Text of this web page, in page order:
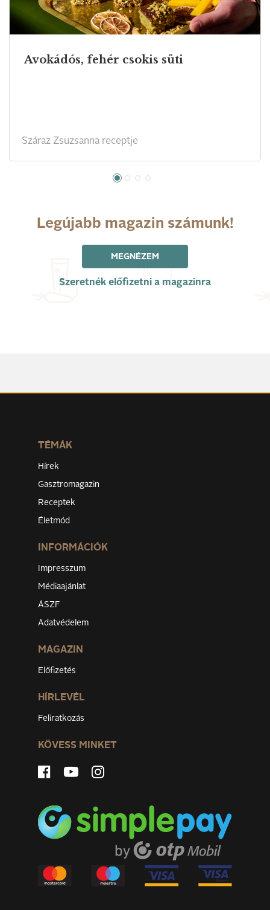
Avokádós, fehér csokis süti
Száraz Zsuzsanna receptje
Legújabb magazin számunk!
MEGNÉZEM
Szeretnék előfizetni a magazinra
TÉMÁK
Hírek
Gasztromagazin
Receptek
Életmód
INFORMÁCIÓK
Impresszum
Médiaajánlat
ÁSZF
Adatvédelem
MAGAZIN
Előfizetés
HÍRLEVÉL
Feliratkozás
KÖVESS MINKET